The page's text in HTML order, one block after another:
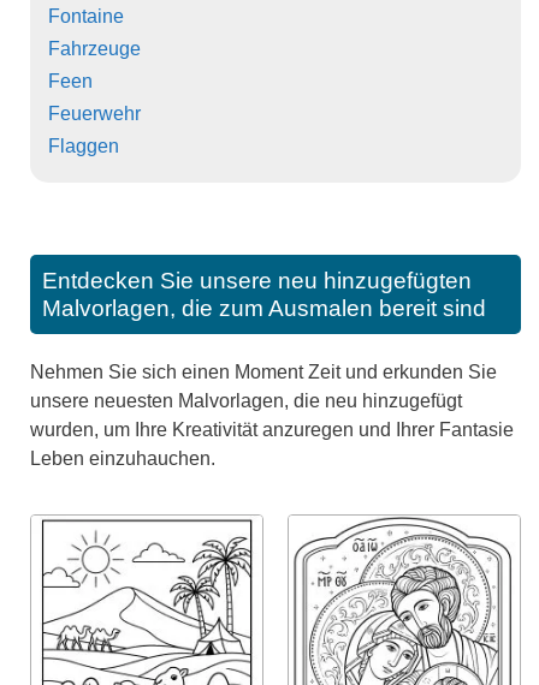
Fontaine
Fahrzeuge
Feen
Feuerwehr
Flaggen
Entdecken Sie unsere neu hinzugefügten
Malvorlagen, die zum Ausmalen bereit sind
Nehmen Sie sich einen Moment Zeit und erkunden Sie
unsere neuesten Malvorlagen, die neu hinzugefügt
wurden, um Ihre Kreativität anzuregen und Ihrer Fantasie
Leben einzuhauchen.